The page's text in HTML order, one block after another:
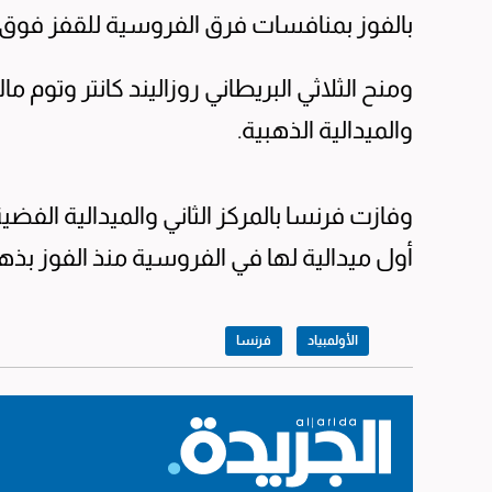
بالفوز بمنافسات فرق الفروسية للقفز فوق
ومنح الثلاثي البريطاني روزاليند كانتر
والميدالية الذهبية.
وفازت فرنسا بالمركز الثاني والميدالية
أول ميدالية لها في الفروسية منذ الفوز بذهبية
الأولمبياد فرنسا